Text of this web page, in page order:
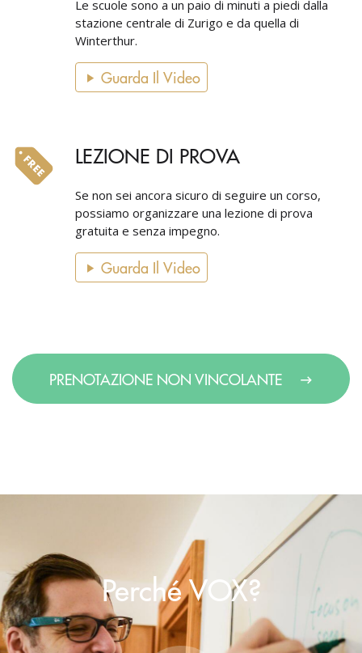
Le scuole sono a un paio di minuti a piedi dalla
stazione centrale di Zurigo e da quella di
Winterthur.
Guarda Il Video
LEZIONE DI PROVA
Se non sei ancora sicuro di seguire un corso,
possiamo organizzare una lezione di prova
gratuita e senza impegno.
Guarda Il Video
PRENOTAZIONE NON VINCOLANTE
Perché VOX?